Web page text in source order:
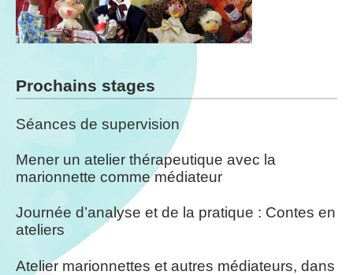
Prochains stages
Séances de supervision
Mener un atelier thérapeutique avec la
marionnette comme médiateur
Journée d’analyse et de la pratique : Contes en
ateliers
Atelier marionnettes et autres médiateurs, dans